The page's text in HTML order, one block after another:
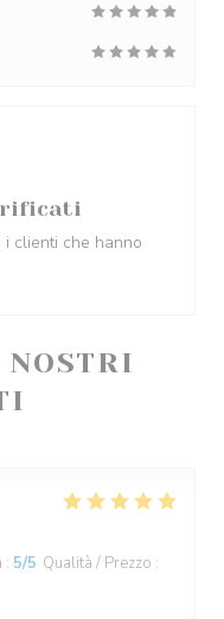
: 5/5 Qualità / Prezzo :
clienti che hanno